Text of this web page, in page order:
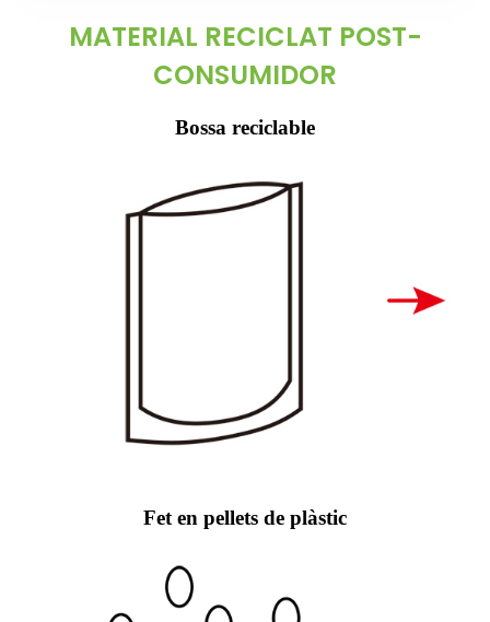
MATERIAL RECICLAT POST-
CONSUMIDOR
Bossa reciclable
Fet en pellets de plàstic